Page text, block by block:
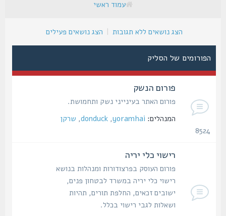
עמוד ראשי
הצג נושאים ללא תגובות | הצג נושאים פעילים
הפורומים של הסליק
פורום הנשק
פורום האתר בעינייני נשק ותחמושת.
המנהלים: yoramhai
,
donduck
,שרקן
8524
רישוי כלי יריה
פורום העוסק בפרצודורות ומנהלות בנושא
רישוי כלי יריה במשרד לבטחון פנים,
ישובים זכאים, החלפת תורים, תהיות
ושאלות לגבי רישוי בכלל.